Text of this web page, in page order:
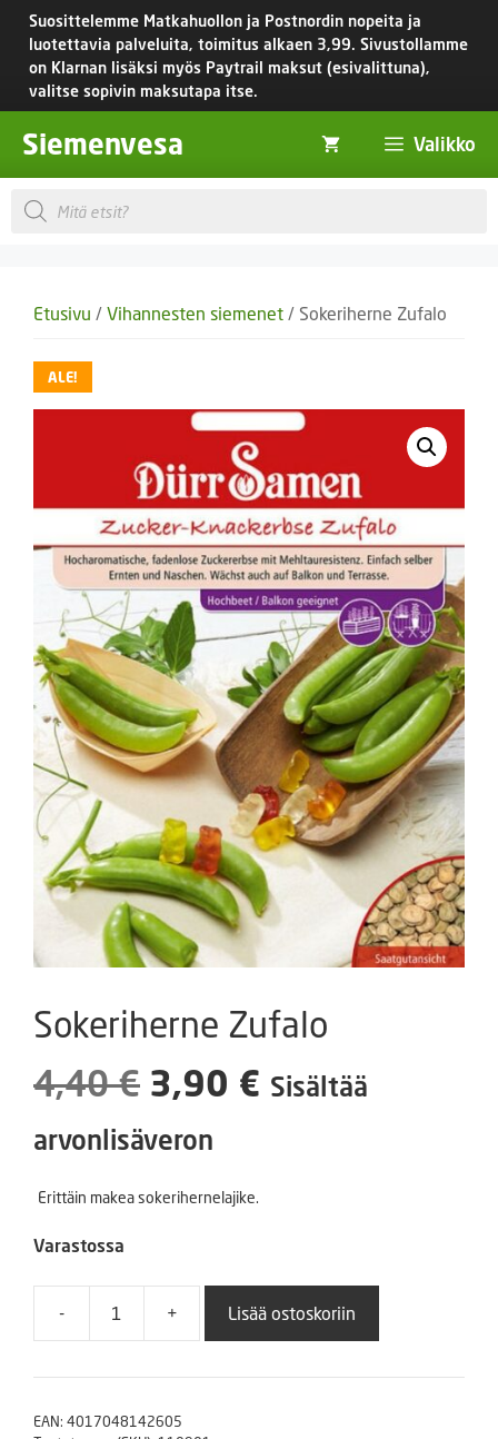
Siirry
sisältöön
Suosittelemme Matkahuollon ja Postnordin nopeita ja
luotettavia palveluita, toimitus alkaen 3,99. Sivustollamme
on Klarnan lisäksi myös Paytrail maksut (esivalittuna),
valitse sopivin maksutapa itse.
Siemenvesa Valikko
Products
search
Etusivu / Vihannesten siemenet / Sokeriherne Zufalo
ALE!
Sokeriherne Zufalo
4,40€ Alkuperäinen
hinta
oli:
3,90 € Nykyinen
Sisältää
arvonlisäveron
Erittäin makea sokerihernelajike.
Varastossa
-
Sokeriherne
määrä
+ Lisää ostoskoriin
EAN: 4017048142605